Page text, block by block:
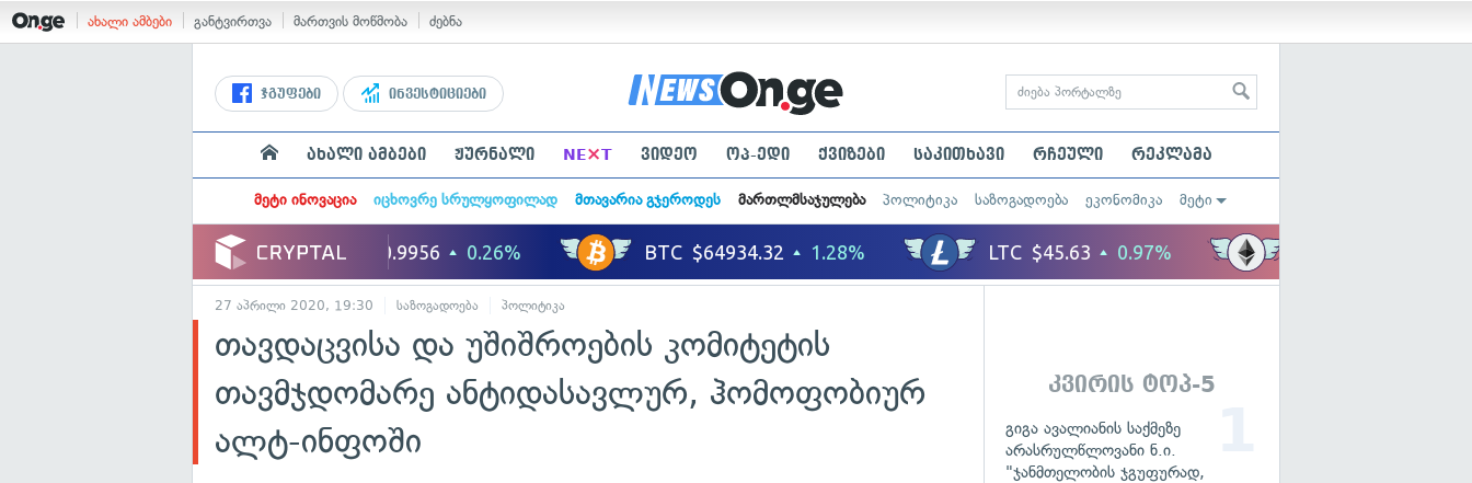
ახალი ამბები განტვირთვა მართვის მოწმობა ძებნა
ჯგუფები ინვესტიციები
ახალი ამბები ჟურნალი NE×T ვიდეო ოპ-ედი ქვიზები საკითხავი რჩეული რეკლამა
მეტი ინოვაცია იცხოვრე სრულყოფილად მთავარია გჯეროდეს მართლმსაჯულება პოლიტიკა საზოგადოება ეკონომიკა მეტი
27 აპრილი 2020, 19:30 საზოგადოება პოლიტიკა
თავდაცვისა და უშიშროების კომიტეტის
თავმჯდომარე ანტიდასავლურ, ჰომოფობიურ
ალტ-ინფოში
კვირის ტოპ-5
გიგა ავალიანის საქმეზე
არასრულწლოვანი ნ.ი.
"ჯანმთელობის ჯგუფურად,